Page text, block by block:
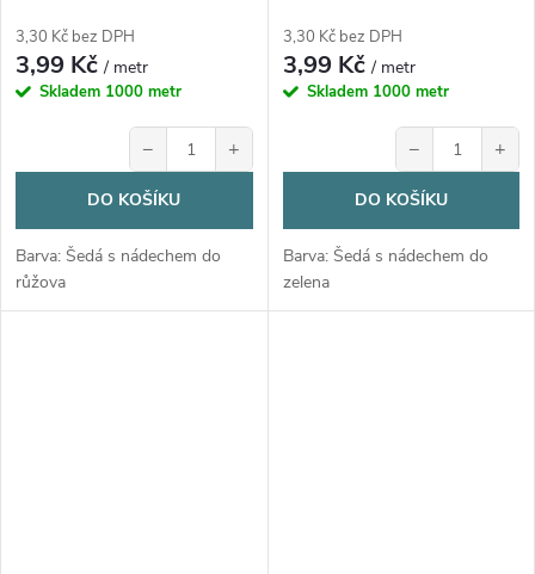
3,30 Kč bez DPH
3,99 Kč/ metr
Skladem 1000 metr
− +
DO KOŠÍKU
Barva: Šedá s nádechem do
růžova
3,30 Kč bez DPH
3,99 Kč/ metr
Skladem 1000 metr
− +
DO KOŠÍKU
Barva: Šedá s nádechem do
zelena